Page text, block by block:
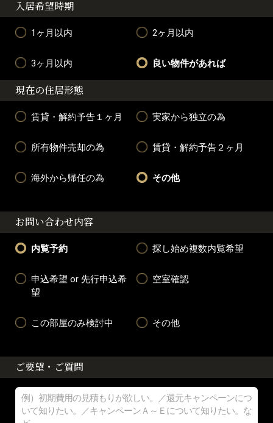
入居希望時期
1ヶ月以内 2ヶ月以内
3ヶ月以内 良い物件があれば
現在の住居形態
賃貸・解約予告１ヶ月 実家から独立の為
所有物件売却の為 賃貸・解約予告２ヶ月
海外から帰任の為 その他
お問い合わせ内容
内覧予約 探し始め複数内覧希望
申込希望 or 先行申込希
望
空室確認
この部屋のみ検討中 その他
ご要望・ご質問